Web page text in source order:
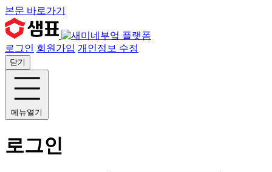
본문 바로가기
로그인 회원가입 개인정보 수정
닫기
메뉴열기
로그인